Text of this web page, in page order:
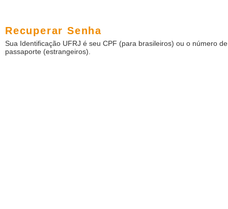
Recuperar Senha
Sua Identificação UFRJ é seu CPF (para brasileiros) ou o número
passaporte (estrangeiros).